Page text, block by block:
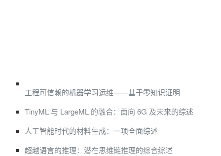
工程可信赖的机器学习运维——基于零知识证明
TinyML 与 LargeML 的融合：面向 6G 及未来的综述
人工智能时代的材料生成：一项全面综述
超越语言的推理：潜在思维链推理的综合综述